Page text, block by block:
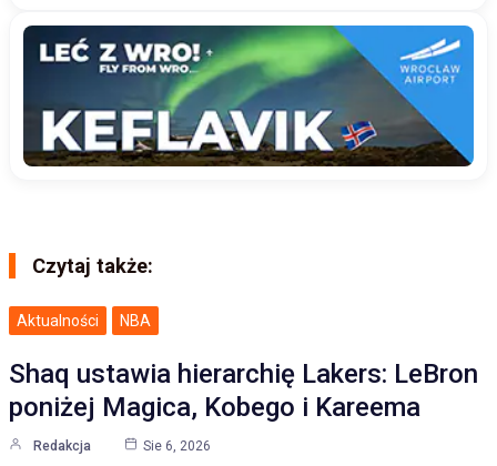
Czytaj także:
Aktualności NBA
Shaq ustawia hierarchię Lakers: LeBron
poniżej Magica, Kobego i Kareema
Redakcja Sie 6, 2026